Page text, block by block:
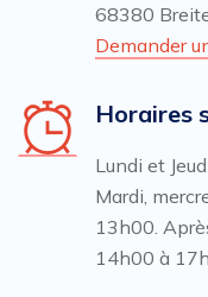
68380
Demander
Horaires
Lundi et
Mardi,
13h00.
14h00 à